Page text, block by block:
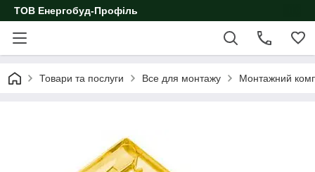
ТОВ Енергобуд-Профіль
Товари та послуги Все для монтажу Монтажний